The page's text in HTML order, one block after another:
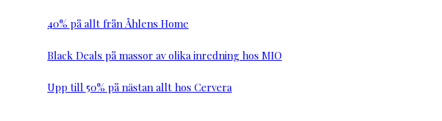
40% på allt från Åhlens Home
Black Deals på massor av olika inredning hos MIO
Upp till 50% på nästan allt hos Cervera